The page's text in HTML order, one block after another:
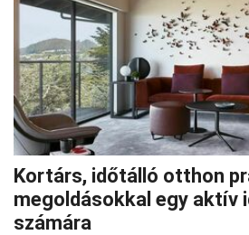
Kortárs, időtálló otthon
megoldásokkal egy aktív
számára